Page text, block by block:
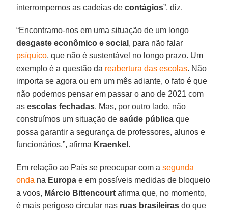
interrompemos as cadeias decontágios”, diz.
“Encontramo-nos em uma situação de um longo
desgaste econômico e social , para não falar
psíquico, que não é sustentável no longo prazo. Um
exemplo é a questão da reabertura das escolas. Não
importa se agora ou em um mês adiante, o fato é que
não podemos pensar em passar o ano de 2021 com
asescolas fechadas. Mas, por outro lado, não
construímos um situação desaúde pública que
possa garantir a segurança de professores, alunos e
funcionários.”, afirma Kraenkel .
Em relação ao País se preocupar com asegunda
onda na Europa e em possíveis medidas de bloqueio
a voos, Márcio Bittencourt afirma que, no momento,
é mais perigoso circular nas ruas brasileiras do que